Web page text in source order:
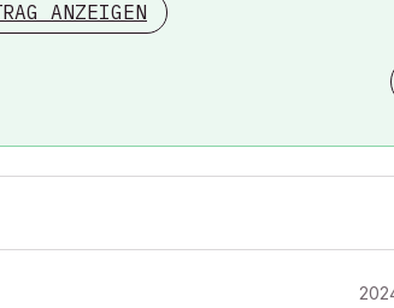
ANZEIGEN